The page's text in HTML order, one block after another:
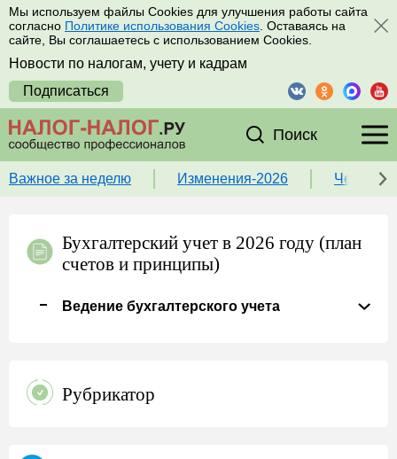
Мы используем файлы Cookies для улучшения работы сайта
согласно Политике использования Cookies . Оставаясь на
сайте, Вы соглашаетесь с использованием Cookies.
Новости по налогам, учету и кадрам
Подписаться
Поиск
Важное за неделю Изменения-2026 Чек-
Бухгалтерский учет в 2026 году (план
счетов и принципы)
Ведение бухгалтерского учета
Рубрикатор